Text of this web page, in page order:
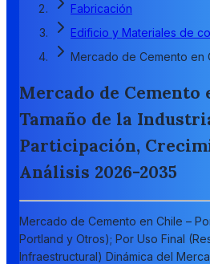
Fabricación
Edificio y Materiales de
Mercado de Cemento en
Mercado de Cemento
Tamaño de la
Participación,
Análisis 2026-2035
Mercado de Cemento en Chile –
Portland y Otros); Por Uso Final
Infraestructural) Dinámica del